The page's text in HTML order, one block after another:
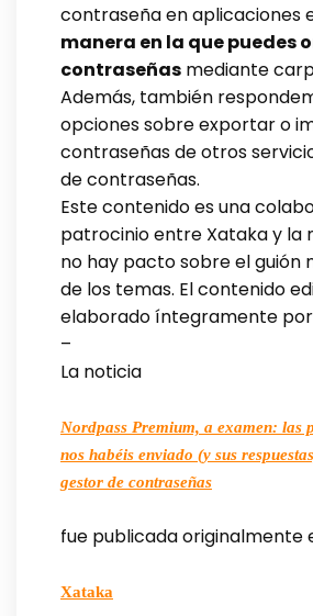
contraseña en aplicaciones
manera en la que puedes
contraseñas mediante
Además, también
opciones sobre exportar o
contraseñas de otros
de contraseñas.
Este contenido es una
patrocinio entre Xataka y la
no hay pacto sobre el guión
de los temas. El contenido
elaborado íntegramente
–
La noticia
Nordpass Premium, a examen: las
nos habéis enviado (y sus
gestor de contraseñas
fue publicada originalmente
Xataka